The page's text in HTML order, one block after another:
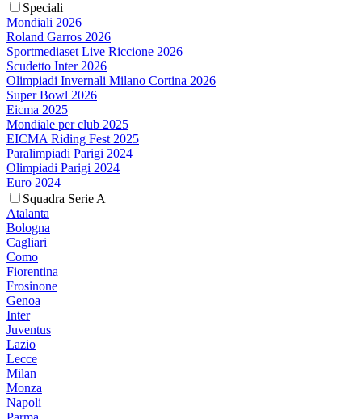
Speciali
Mondiali 2026
Roland Garros 2026
Sportmediaset Live Riccione 2026
Scudetto Inter 2026
Olimpiadi Invernali Milano Cortina 2026
Super Bowl 2026
Eicma 2025
Mondiale per club 2025
EICMA Riding Fest 2025
Paralimpiadi Parigi 2024
Olimpiadi Parigi 2024
Euro 2024
Squadra Serie A
Atalanta
Bologna
Cagliari
Como
Fiorentina
Frosinone
Genoa
Inter
Juventus
Lazio
Lecce
Milan
Monza
Napoli